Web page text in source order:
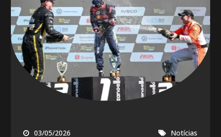
03/05/2026 Notícias